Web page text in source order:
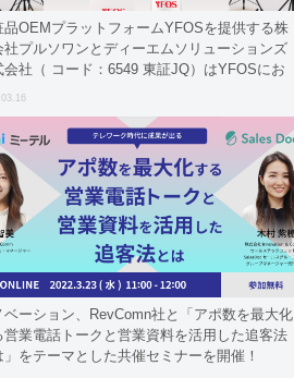
品OEMプラットフォームYFOSを提供する株
社プルソワンとディーエムソリューションズ
会社（ コード：6549 東証JQ）はYFOSにお
ベーション、RevComn社と「アポ数を最大化
営業電話トークと営業資料を活用した追客法
」をテーマとした共催セミナーを開催！